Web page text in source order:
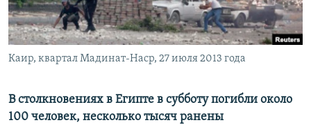
Каир, квартал Мадинат-Наср, 27 июля 2013 года
В столкновениях в Египте в субботу погибли около
100 человек, несколько тысяч ранены